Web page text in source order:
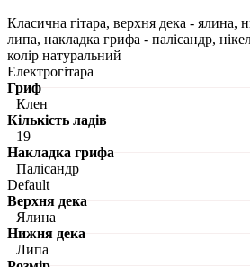
Класична гітара, верхня дека - ялина,
липа, накладка грифа - палісандр,
колір натуральний
Електрогітара
Гриф
Клен
Кількість ладів
19
Накладка грифа
Палісандр
Default
Верхня дека
Ялина
Нижня дека
Липа